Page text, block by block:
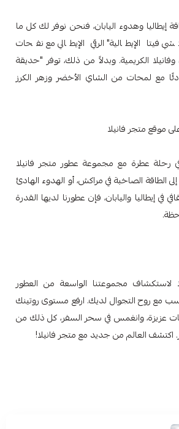
إيطاليا وهدوء اليابان، فنحن نوفر لك كل ما
فيتا الإيطالية" الرقي الإيطالي مع نفحات
الكريمية. وبدلاً من ذلك، توفر "حديقة
مع لمحات من الشاي الأخضر وزهر الكرز
موقع متجر فانيلا
رحلة عطرة مع مجموعة عطور متجر فانيلا
الطاقة الصاخبة في مراكش، أو الهدوء الهادئ
في إيطاليا واليابان، فإن عطورنا لديها القدرة
لاستكشاف مجموعتنا الواسعة من العطور
مع روح التجوال لديك. ارفع مستوى روتينك
عزيزة، وانغمس في سحر السفر، كل ذلك من
اكتشف العالم من جديد مع متجر فانيلا!